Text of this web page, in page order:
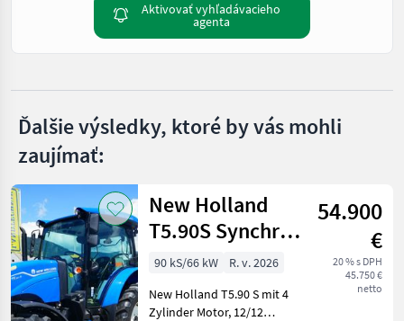
Aktivovať vyhľadávacieho
agenta
Ďalšie výsledky, ktoré by vás mohli
zaujímať:
New Holland
T5.90S Synchro
Shuttle
54.900
€
20 % s DPH
45.750 €
netto
90 kS/66 kW
R. v. 2026
New Holland T5.90 S mit 4
Zylinder Motor, 12/12